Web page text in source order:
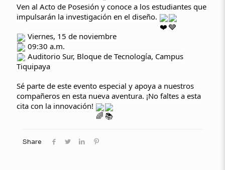
Ven al Acto de Posesión y conoce a los estudiantes que
impulsarán la investigación en el diseño.
Viernes, 15 de noviembre
09:30 a.m.
Auditorio Sur, Bloque de Tecnología, Campus
Tiquipaya
Sé parte de este evento especial y apoya a nuestros
compañeros en esta nueva aventura. ¡No faltes a esta
cita con la innovación!
Share